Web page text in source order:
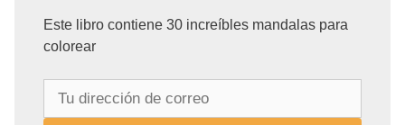
Este libro contiene 30 increíbles mandalas para
colorear